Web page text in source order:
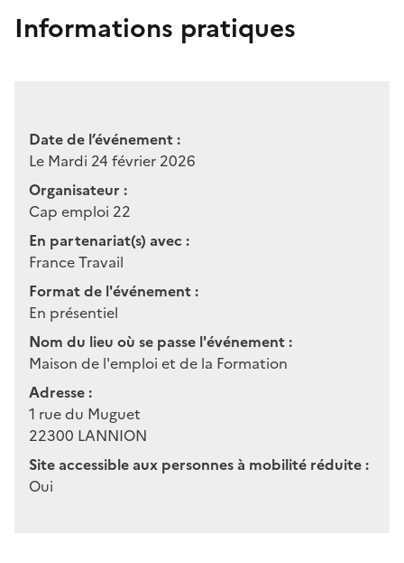
Informations pratiques
Date de l’événement :
Le Mardi 24 février 2026
Organisateur :
Cap emploi 22
En partenariat(s) avec :
France Travail
Format de l'événement :
En présentiel
Nom du lieu où se passe l'événement :
Maison de l'emploi et de la Formation
Adresse :
1 rue du Muguet
22300 LANNION
Site accessible aux personnes à mobilité réduite :
Oui